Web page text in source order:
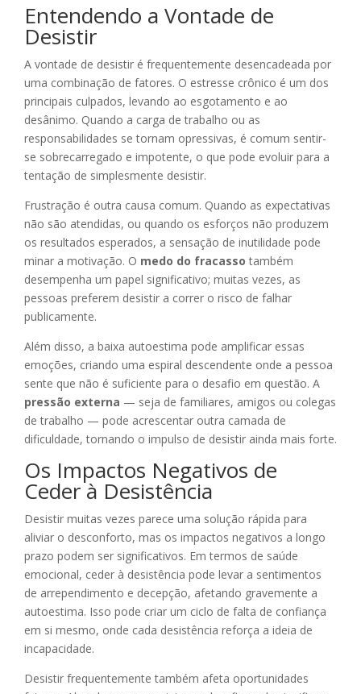
Entendendo a Vontade de
Desistir
A vontade de desistir é frequentemente desencadeada por
uma combinação de fatores. O estresse crônico é um dos
principais culpados, levando ao esgotamento e ao
desânimo. Quando a carga de trabalho ou as
responsabilidades se tornam opressivas, é comum sentir-
se sobrecarregado e impotente, o que pode evoluir para a
tentação de simplesmente desistir.
Frustração é outra causa comum. Quando as expectativas
não são atendidas, ou quando os esforços não produzem
os resultados esperados, a sensação de inutilidade pode
minar a motivação. O medo do fracasso também
desempenha um papel significativo; muitas vezes, as
pessoas preferem desistir a correr o risco de falhar
publicamente.
Além disso, a baixa autoestima pode amplificar essas
emoções, criando uma espiral descendente onde a pessoa
sente que não é suficiente para o desafio em questão. A
pressão externa — seja de familiares, amigos ou colegas
de trabalho — pode acrescentar outra camada de
dificuldade, tornando o impulso de desistir ainda mais forte.
Os Impactos Negativos de
Ceder à Desistência
Desistir muitas vezes parece uma solução rápida para
aliviar o desconforto, mas os impactos negativos a longo
prazo podem ser significativos. Em termos de saúde
emocional, ceder à desistência pode levar a sentimentos
de arrependimento e decepção, afetando gravemente a
autoestima. Isso pode criar um ciclo de falta de confiança
em si mesmo, onde cada desistência reforça a ideia de
incapacidade.
Desistir frequentemente também afeta oportunidades